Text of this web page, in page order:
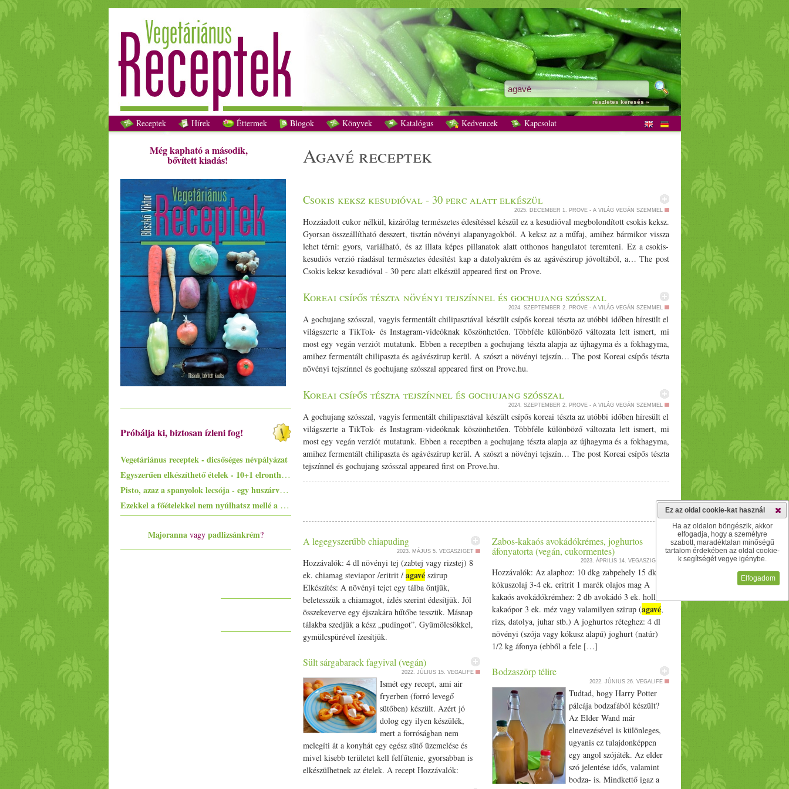
agavé receptek - Vegetáriánus receptek
részletes keresés »
Receptek Hírek Éttermek Blogok Könyvek Katalógus Kedvencek Kapcsolat
Még kapható a második,
bővített kiadás!
Próbálja ki, biztosan ízleni fog!
Vegetáriánus receptek - dicsőséges névpályázat
Egyszerűen elkészíthető ételek - 10+1 elronthatatlan recept kezdő konyhatündéreknek
Pisto, azaz a spanyolok lecsója - egy huszárvágással tesszük laktatóbbá
Ezekkel a főételekkel nem nyúlhatsz mellé a hőségben - 5+1 kánikularecept
Majoranna vagy padlizsánkrém?
agavé receptek
Csokis keksz kesudióval - 30 perc alatt elkészül
2025. DECEMBER 1. PROVE - A VILÁG VEGÁN SZEMMEL
Hozzáadott cukor nélkül, kizárólag természetes édesítéssel készül ez a kesudióval megbolondított csokis keksz.
Gyorsan összeállítható desszert, tisztán növényi alapanyagokból. A keksz az a műfaj, amihez bármikor vissza
lehet térni: gyors, variálható, és az illata képes pillanatok alatt otthonos hangulatot teremteni. Ez a csokis-
kesudiós verzió ráadásul természetes édesítést kap a datolyakrém és az agávészirup jóvoltából, a… The post
Csokis keksz kesudióval - 30 perc alatt elkészül appeared first on Prove.
Koreai csípős tészta növényi tejszínnel és gochujang szósszal
2024. SZEPTEMBER 2. PROVE - A VILÁG VEGÁN SZEMMEL
A gochujang szósszal, vagyis fermentált chilipasztával készült csípős koreai tészta az utóbbi időben híresült el
világszerte a TikTok- és Instagram-videóknak köszönhetően. Többféle különböző változata lett ismert, mi
most egy vegán verziót mutatunk. Ebben a receptben a gochujang tészta alapja az újhagyma és a fokhagyma,
amihez fermentált chilipaszta és agávészirup kerül. A szószt a növényi tejszín… The post Koreai csípős tészta
növényi tejszínnel és gochujang szósszal appeared first on Prove.hu.
Koreai csípős tészta tejszínnel és gochujang szósszal
2024. SZEPTEMBER 2. PROVE - A VILÁG VEGÁN SZEMMEL
A gochujang szósszal, vagyis fermentált chilipasztával készült csípős koreai tészta az utóbbi időben híresült el
világszerte a TikTok- és Instagram-videóknak köszönhetően. Többféle különböző változata lett ismert, mi
most egy vegán verziót mutatunk. Ebben a receptben a gochujang tészta alapja az újhagyma és a fokhagyma,
amihez fermentált chilipaszta és agávészirup kerül. A szószt a növényi tejszín… The post Koreai csípős tészta
tejszínnel és gochujang szósszal appeared first on Prove.hu.
A legegyszerűbb chiapuding
2023. MÁJUS 5. VEGASZIGET
Hozzávalók: 4 dl növényi tej (zabtej vagy rizstej) 8
ek. chiamag steviapor /­­eritrit /­­ agavészirup
Elkészítés: A növényi tejet egy tálba öntjük,
beletesszük a chiamagot, ízlés szerint édesítjük. Jól
összekeverve egy éjszakára hűtőbe tesszük. Másnap
tálakba szedjük a kész „pudingot”. Gyümölcsökkel,
gymülcspürével ízesítjük.
Sült sárgabarack fagyival (vegán)
2022. JÚLIUS 15. VEGALIFE
Ismét egy recept, ami air
fryerben (forró levegő
sütőben) készült. Azért jó
dolog egy ilyen készülék,
mert a forróságban nem
melegíti át a konyhát egy egész sütő üzemelése és
mivel kisebb területet kell felfűtenie, gyorsabban is
elkészülhetnek az ételek. A recept Hozzávalók:
Zabos-kakaós avokádókrémes, joghurtos
áfonyatorta (vegán, cukormentes)
2023. ÁPRILIS 14. VEGASZIGET
Hozzávalók: Az alaphoz: 10 dkg zabpehely 15 dkg
kókuszolaj 3-4 ek. eritrit 1 marék olajos mag A
kakaós avokádókrémhez: 2 db avokádó 3 ek. holland
kakaópor 3 ek. méz vagy valamilyen szirup (agavé,
rizs, datolya, juhar stb.) A joghurtos réteghez: 4 dl
növényi (szója vagy kókusz alapú) joghurt (natúr)
1/­­2 kg áfonya (ebből a fele […]
Bodzaszörp télire
2022. JÚNIUS 26. VEGALIFE
Tudtad, hogy Harry Potter
pálcája bodzafából készült?
Az Elder Wand már
elnevezésével is különleges,
ugyanis ez tulajdonképpen
egy angol szójáték. Az elder
szó jelentése idős, valamint
bodza- is. Mindkettő igaz a
Ez az oldal cookie-kat használ
Ha az oldalon böngészik, akkor
elfogadja, hogy a személyre
szabott, maradéktalan minőségű
tartalom érdekében az oldal cookie-
k segítségét vegye igénybe.
Elfogadom